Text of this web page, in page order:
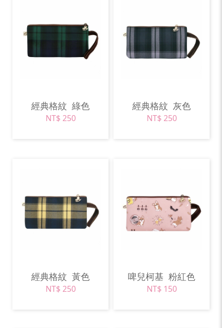
經典格紋 綠色
NT$ 250
經典格紋 灰色
NT$ 250
經典格紋 黃色
NT$ 250
啤兒柯基 粉紅色
NT$ 150